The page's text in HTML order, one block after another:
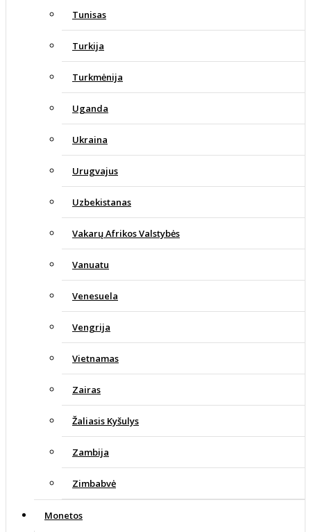
Tunisas
Turkija
Turkmėnija
Uganda
Ukraina
Urugvajus
Uzbekistanas
Vakarų Afrikos Valstybės
Vanuatu
Venesuela
Vengrija
Vietnamas
Zairas
Žaliasis Kyšulys
Zambija
Zimbabvė
Monetos